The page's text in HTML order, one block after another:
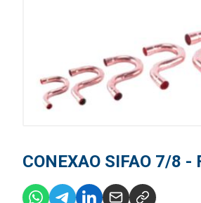
CONEXAO SIFAO 7/8 -